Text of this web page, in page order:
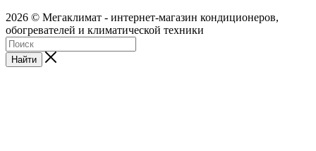
2026 © Мегаклимат - интернет-магазин кондиционеров,
обогревателей и климатической техники
Найти